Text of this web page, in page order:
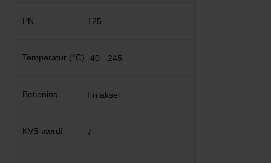
125
-40 - 245
Fri aksel
7